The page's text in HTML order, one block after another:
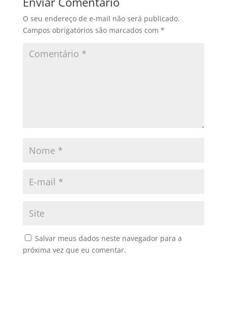
O seu endereço de e-mail não será publicado.
Campos obrigatórios são marcados com *
Salvar meus dados neste navegador para a
próxima vez que eu comentar.